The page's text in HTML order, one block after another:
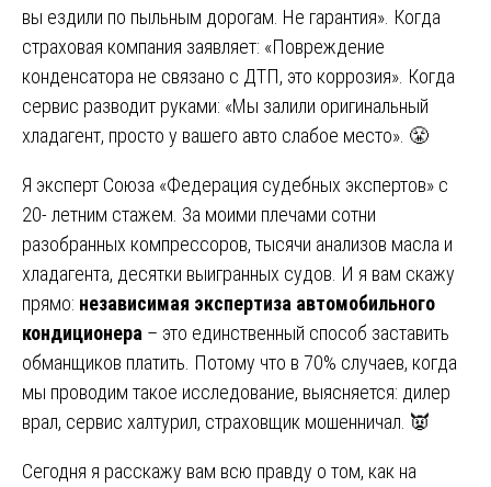
вы ездили по пыльным дорогам. Не гарантия». Когда
страховая компания заявляет: «Повреждение
конденсатора не связано с ДТП, это коррозия». Когда
сервис разводит руками: «Мы залили оригинальный
хладагент, просто у вашего авто слабое место». 😤
Я эксперт Союза «Федерация судебных экспертов» с
20- летним стажем. За моими плечами сотни
разобранных компрессоров, тысячи анализов масла и
хладагента, десятки выигранных судов. И я вам скажу
прямо: независимая экспертиза автомобильного
кондиционера – это единственный способ заставить
обманщиков платить. Потому что в 70% случаев, когда
мы проводим такое исследование, выясняется: дилер
врал, сервис халтурил, страховщик мошенничал. 👿
Сегодня я расскажу вам всю правду о том, как на